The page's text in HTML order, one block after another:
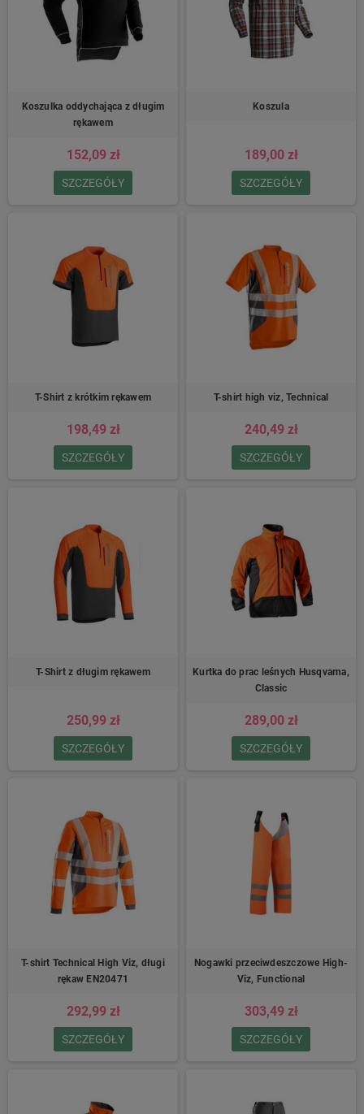
Koszulka oddychająca z długim
rękawem
152,09 zł
SZCZEGÓŁY
Koszula
189,00 zł
SZCZEGÓŁY
T-Shirt z krótkim rękawem
198,49 zł
SZCZEGÓŁY
T-shirt high viz, Technical
240,49 zł
SZCZEGÓŁY
T-Shirt z długim rękawem
250,99 zł
SZCZEGÓŁY
Kurtka do prac leśnych Husqvarna,
Classic
289,00 zł
SZCZEGÓŁY
T-shirt Technical High Viz, długi
rękaw EN20471
292,99 zł
SZCZEGÓŁY
Nogawki przeciwdeszczowe High-
Viz, Functional
303,49 zł
SZCZEGÓŁY